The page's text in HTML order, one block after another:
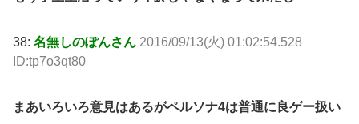
38: 名無しのぽんさん 2016/09/13(火) 01:02:54.528
ID:tp7o3qt80
まあいろいろ意見はあるがペルソナ4は普通に良ゲー扱い